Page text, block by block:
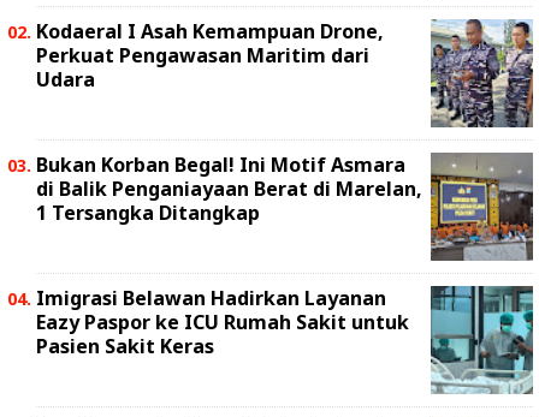
Kodaeral I Asah Kemampuan Drone,
Perkuat Pengawasan Maritim dari
Udara
Bukan Korban Begal! Ini Motif Asmara
di Balik Penganiayaan Berat di Marelan,
1 Tersangka Ditangkap
Imigrasi Belawan Hadirkan Layanan
Eazy Paspor ke ICU Rumah Sakit untuk
Pasien Sakit Keras